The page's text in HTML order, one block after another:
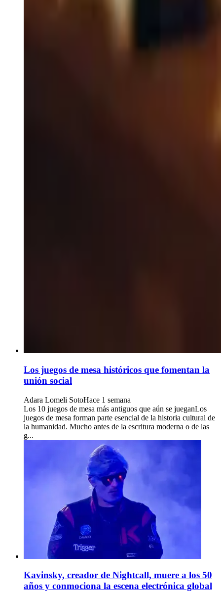
Los juegos de mesa históricos que fomentan la
unión social
Adara Lomeli SotoHace 1 semana
Los 10 juegos de mesa más antiguos que aún se jueganLos
juegos de mesa forman parte esencial de la historia cultural de
la humanidad. Mucho antes de la escritura moderna o de las
g...
Kavinsky, creador de Nightcall, muere a los 50
años y conmociona la escena electrónica global